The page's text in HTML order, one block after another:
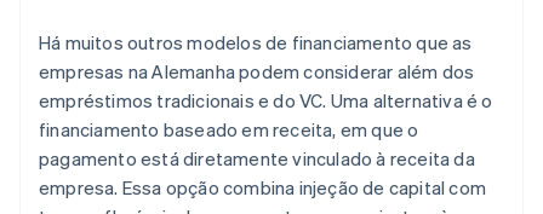
Há muitos outros modelos de financiamento que as
empresas na Alemanha podem considerar além dos
empréstimos tradicionais e do VC. Uma alternativa é o
financiamento baseado em receita, em que o
pagamento está diretamente vinculado à receita da
empresa. Essa opção combina injeção de capital com